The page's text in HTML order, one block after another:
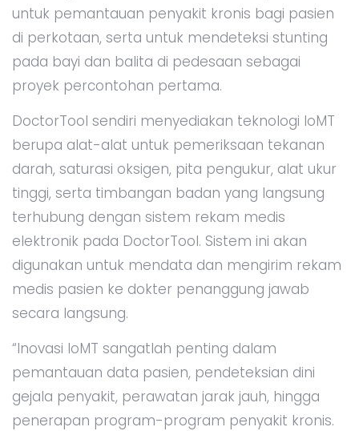
untuk pemantauan penyakit kronis bagi pasien
di perkotaan, serta untuk mendeteksi stunting
pada bayi dan balita di pedesaan sebagai
proyek percontohan pertama.
DoctorTool sendiri menyediakan teknologi IoMT
berupa alat-alat untuk pemeriksaan tekanan
darah, saturasi oksigen, pita pengukur, alat ukur
tinggi, serta timbangan badan yang langsung
terhubung dengan sistem rekam medis
elektronik pada DoctorTool. Sistem ini akan
digunakan untuk mendata dan mengirim rekam
medis pasien ke dokter penanggung jawab
secara langsung.
“Inovasi IoMT sangatlah penting dalam
pemantauan data pasien, pendeteksian dini
gejala penyakit, perawatan jarak jauh, hingga
penerapan program-program penyakit kronis.